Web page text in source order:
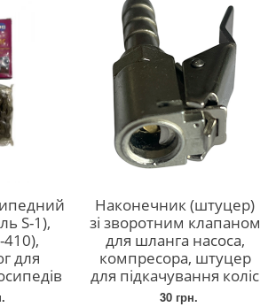
S-1),
для
Наконечник (штуцер)
зі зворотним клапаном
для шланга насоса,
компресора, штуцер
для підкачування коліс
30 грн.